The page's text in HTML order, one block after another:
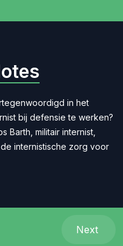
in het
bij defensie te werken?
Barth, militair internist,
internistische zorg voor
Next